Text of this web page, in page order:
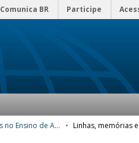
Comunica BR Participe
Saberes e Fazeres no Ensino de Artes Visuais